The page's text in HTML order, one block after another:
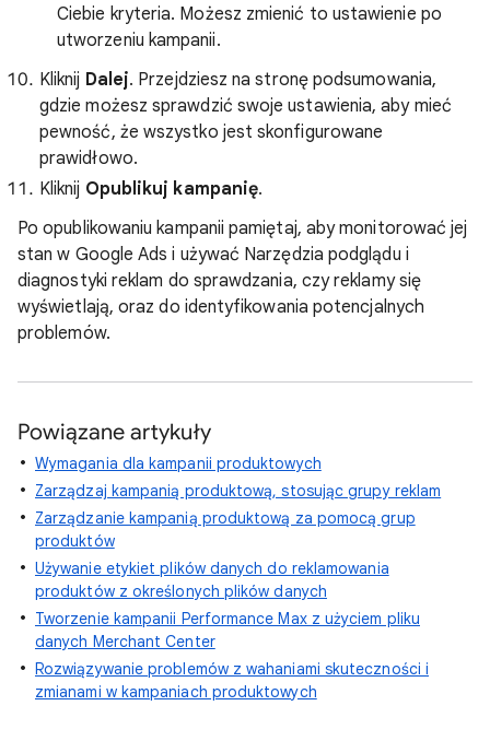
Ciebie kryteria. Możesz zmienić to ustawienie po
utworzeniu kampanii.
Kliknij Dalej. Przejdziesz na stronę podsumowania,
gdzie możesz sprawdzić swoje ustawienia, aby mieć
pewność, że wszystko jest skonfigurowane
prawidłowo.
Kliknij Opublikuj kampanię.
Po opublikowaniu kampanii pamiętaj, aby monitorować jej
stan w Google Ads i używać Narzędzia podglądu i
diagnostyki reklam do sprawdzania, czy reklamy się
wyświetlają, oraz do identyfikowania potencjalnych
problemów.
Powiązane artykuły
Wymagania dla kampanii produktowych
Zarządzaj kampanią produktową, stosując grupy reklam
Zarządzanie kampanią produktową za pomocą grup
produktów
Używanie etykiet plików danych do reklamowania
produktów z określonych plików danych
Tworzenie kampanii Performance Max z użyciem pliku
danych Merchant Center
Rozwiązywanie problemów z wahaniami skuteczności i
zmianami w kampaniach produktowych